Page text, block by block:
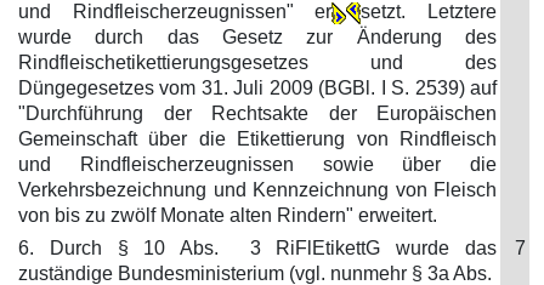
und Rindfleischerzeugnissen" er
setzt. Letztere
wurde durch das Gesetz zur Änderung des
Rindfleischetikettierungsgesetzes und des
Düngegesetzes vom 31. Juli 2009 (BGBl. I S. 2539) auf
"Durchführung der Rechtsakte der Europäischen
Gemeinschaft über die Etikettierung von Rindfleisch
und Rindfleischerzeugnissen sowie über die
Verkehrsbezeichnung und Kennzeichnung von Fleisch
von bis zu zwölf Monate alten Rindern" erweitert.
6. Durch § 10 Abs. 3 RiFlEtikettG wurde das
zuständige Bundesministerium (vgl. nunmehr § 3a Abs.
7